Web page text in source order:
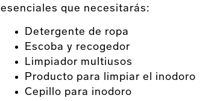
esenciales que necesitarás:
Detergente de ropa
Escoba y recogedor
Limpiador multiusos
Producto para limpiar el inodoro
Cepillo para inodoro